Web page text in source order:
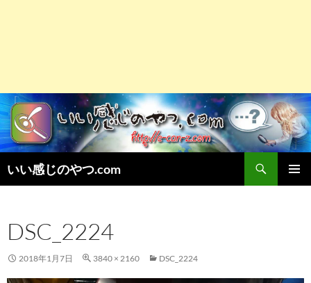
いい感じのやつ.com
索
ン
ツ
へ
DSC_2224
2018年1月7日 3840 × 2160 DSC_2224